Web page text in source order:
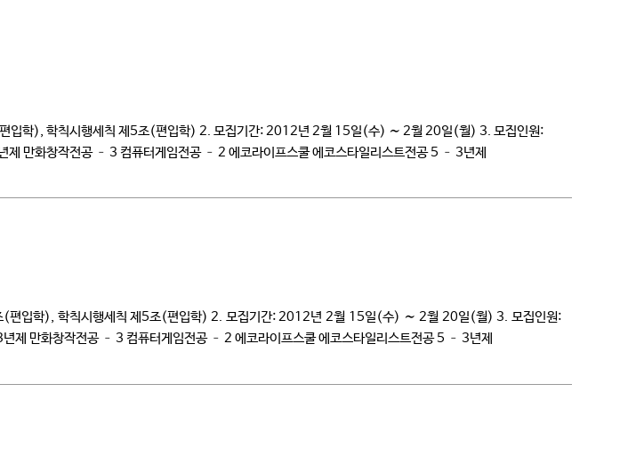
입학), 학칙시행세칙 제5조(편입학) 2. 모집기간: 2012년 2월 15일(수) ∼ 2월 20일(월) 3. 모집인원:
만화창작전공 – 3 컴퓨터게임전공 – 2 에코라이프스쿨 에코스타일리스트전공 5 – 3년제
입학), 학칙시행세칙 제5조(편입학) 2. 모집기간: 2012년 2월 15일(수) ∼ 2월 20일(월) 3. 모집인원:
만화창작전공 – 3 컴퓨터게임전공 – 2 에코라이프스쿨 에코스타일리스트전공 5 – 3년제